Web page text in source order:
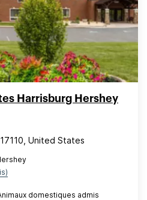
Harrisburg Hershey
United States
domestiques admis